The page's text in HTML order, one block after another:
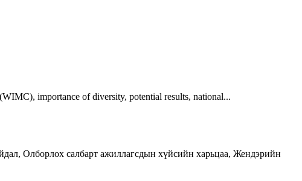
importance of diversity, potential results, national...
Олборлох салбарт ажиллагсдын хүйсийн харьцаа, Жендэрийн